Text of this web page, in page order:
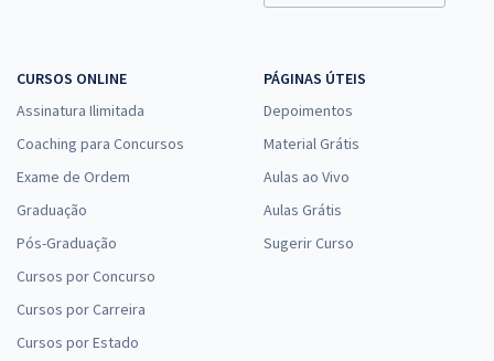
CURSOS ONLINE
Assinatura Ilimitada
Coaching para Concursos
Exame de Ordem
Graduação
Pós-Graduação
Cursos por Concurso
Cursos por Carreira
Cursos por Estado
PÁGINAS ÚTEIS
Depoimentos
Material Grátis
Aulas ao Vivo
Aulas Grátis
Sugerir Curso